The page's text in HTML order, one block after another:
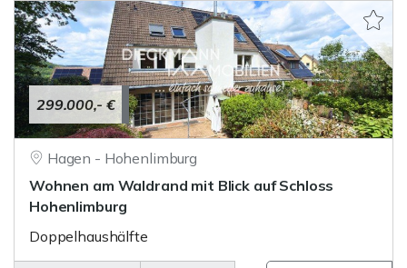
299.000,- €
Hagen - Hohenlimburg
Wohnen am Waldrand mit Blick auf Schloss
Hohenlimburg
Doppelhaushälfte